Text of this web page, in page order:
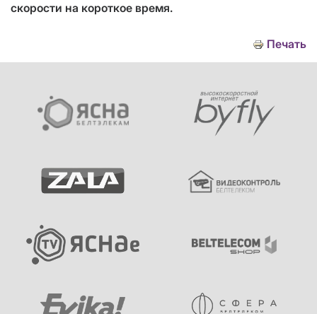
скорости на короткое время.
Печать